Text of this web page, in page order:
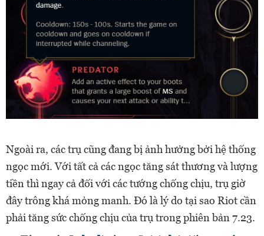
Ngoài ra, các trụ cũng đang bị ảnh hưởng bởi hệ thống
ngọc mới. Với tất cả các ngọc tăng sát thương và lượng
tiền thì ngay cả đối với các tướng chống chịu, trụ giờ
đây trông khá mỏng manh. Đó là lý do tại sao Riot cần
phải tăng sức chống chịu của trụ trong phiên bản 7.23.